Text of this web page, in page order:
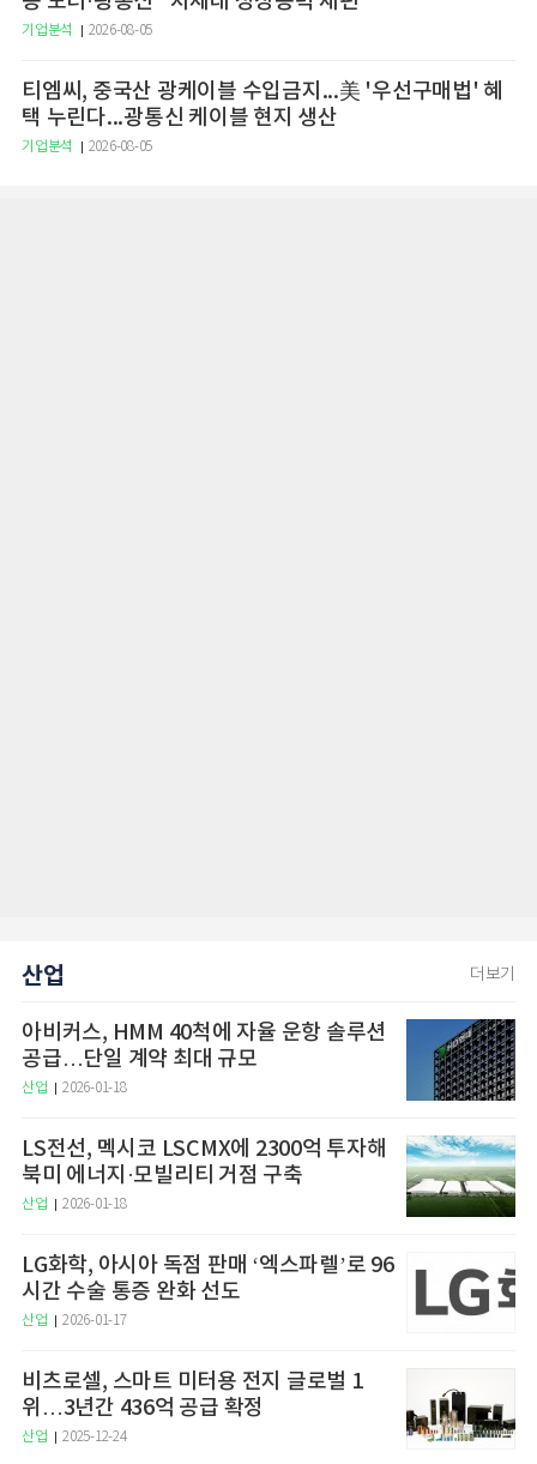
기업분석 2026-08-05
티엠씨, 중국산 광케이블 수입금지...美 '우선구매법' 혜
택 누린다...광통신 케이블 현지 생산
기업분석 2026-08-05
산업 더보기
아비커스, HMM 40척에 자율 운항 솔루션
공급…단일 계약 최대 규모
산업 2026-01-18
LS전선, 멕시코 LSCMX에 2300억 투자해
북미 에너지·모빌리티 거점 구축
산업 2026-01-18
LG화학, 아시아 독점 판매 ‘엑스파렐’로 96
시간 수술 통증 완화 선도
산업 2026-01-17
비츠로셀, 스마트 미터용 전지 글로벌 1
위…3년간 436억 공급 확정
산업 2025-12-24